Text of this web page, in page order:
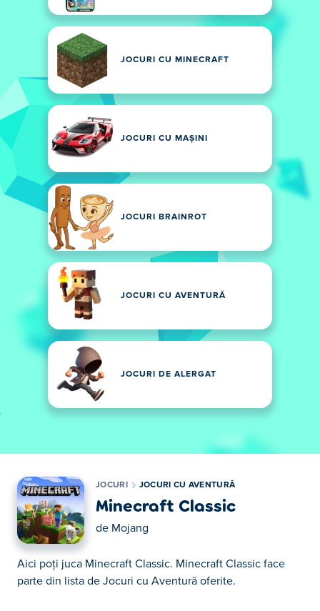
JOCURI CU MINECRAFT
JOCURI CU MAȘINI
JOCURI BRAINROT
JOCURI CU AVENTURĂ
JOCURI DE ALERGAT
JOCURI JOCURI CU AVENTURĂ
Minecraft Classic
de Mojang
Aici poţi juca Minecraft Classic. Minecraft Classic face
parte din lista de Jocuri cu Aventură oferite.